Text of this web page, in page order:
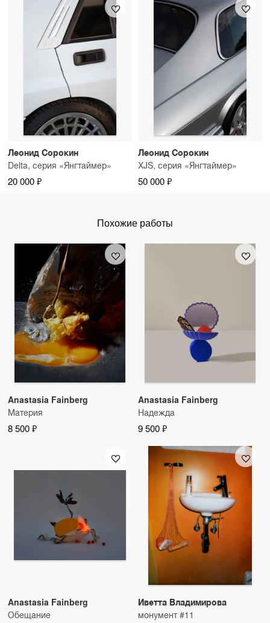
Леонид Сорокин
Delta, серия «Янгтаймер»
20 000 ₽
Леонид Сорокин
XJS, серия «Янгтаймер»
50 000 ₽
Похожие работы
Anastasia Fainberg
Материя
8 500 ₽
Anastasia Fainberg
Надежда
9 500 ₽
Anastasia Fainberg
Обещание
Иветта Владимирова
монумент #11